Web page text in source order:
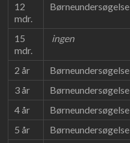
12
mdr.
Børneundersøgelse
15
mdr.
ingen
2 år Børneundersøgelse
3 år
Børneundersøgelse
4 år
Børneundersøgelse
5 år
Børneundersøgelse